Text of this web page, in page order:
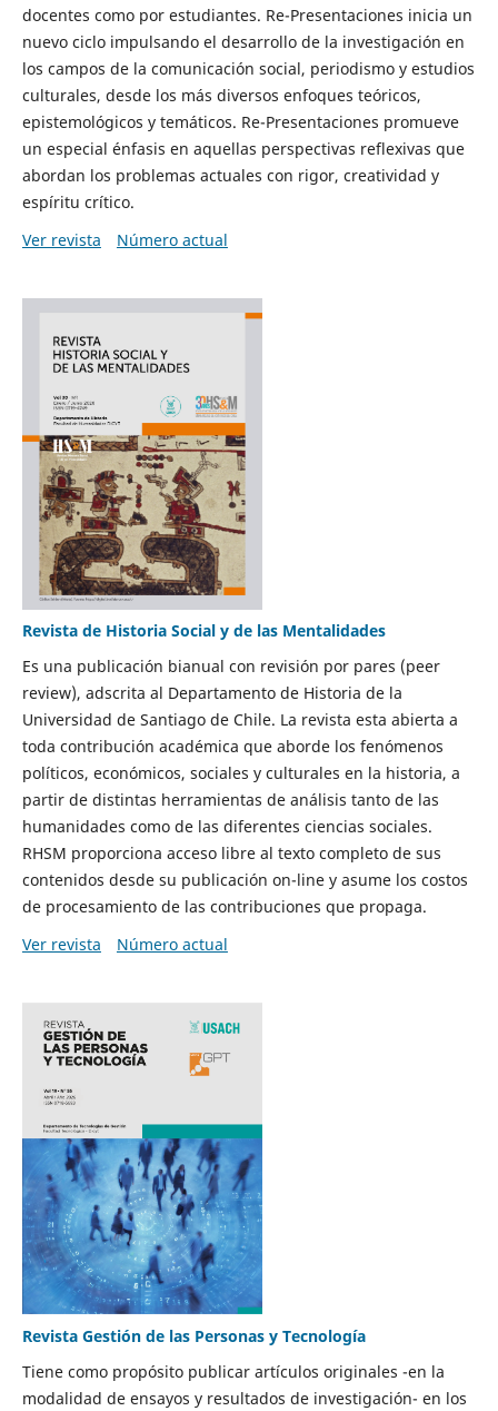
docentes como por estudiantes. Re-Presentaciones inicia un
nuevo ciclo impulsando el desarrollo de la investigación en
los campos de la comunicación social, periodismo y estudios
culturales, desde los más diversos enfoques teóricos,
epistemológicos y temáticos. Re-Presentaciones promueve
un especial énfasis en aquellas perspectivas reflexivas que
abordan los problemas actuales con rigor, creatividad y
espíritu crítico.
Ver revista
Número actual
Revista de Historia Social y de las Mentalidades
Es una publicación bianual con revisión por pares (peer
review), adscrita al Departamento de Historia de la
Universidad de Santiago de Chile. La revista esta abierta a
toda contribución académica que aborde los fenómenos
políticos, económicos, sociales y culturales en la historia, a
partir de distintas herramientas de análisis tanto de las
humanidades como de las diferentes ciencias sociales.
RHSM proporciona acceso libre al texto completo de sus
contenidos desde su publicación on-line y asume los costos
de procesamiento de las contribuciones que propaga.
Ver revista
Número actual
Revista Gestión de las Personas y Tecnología
Tiene como propósito publicar artículos originales -en la
modalidad de ensayos y resultados de investigación- en los